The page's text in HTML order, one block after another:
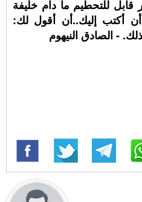
للتحطيم ما دام خليفة
أكتب إليك..أن أقول لك:
- الصادق النيهوم